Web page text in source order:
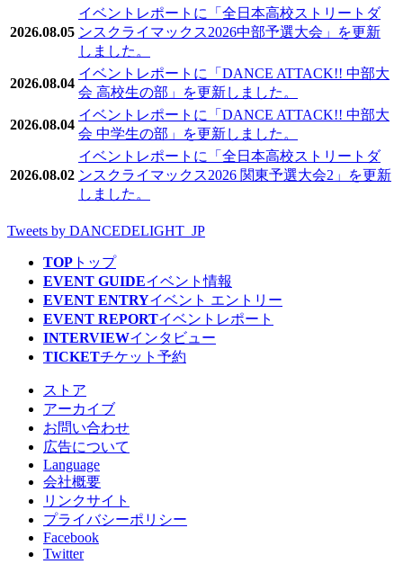
2026.08.05
イベントレポートに「全日本高校ストリートダ
ンスクライマックス2026中部予選大会」を更新
しました。
2026.08.04
イベントレポートに「DANCE ATTACK!! 中部大
会 高校生の部」を更新しました。
2026.08.04
イベントレポートに「DANCE ATTACK!! 中部大
会 中学生の部」を更新しました。
2026.08.02
イベントレポートに「全日本高校ストリートダ
ンスクライマックス2026 関東予選大会2」を更新
しました。
Tweets by DANCEDELIGHT_JP
TOP トップ
EVENT GUIDEイベント情報
EVENT ENTRYイベント エントリー
EVENT REPORTイベントレポート
INTERVIEWインタビュー
TICKETチケット予約
ストア
アーカイブ
お問い合わせ
広告について
Language
会社概要
リンクサイト
プライバシーポリシー
Facebook
Twitter